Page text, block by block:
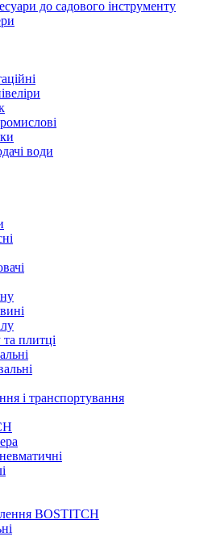
до садового інструменту
води
плитці
і транспортування
BOSTITCH